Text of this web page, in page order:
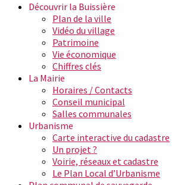
Découvrir la Buissière
Plan de la ville
Vidéo du village
Patrimoine
Vie économique
Chiffres clés
La Mairie
Horaires / Contacts
Conseil municipal
Salles communales
Urbanisme
Carte interactive du cadastre
Un projet ?
Voirie, réseaux et cadastre
Le Plan Local d’Urbanisme